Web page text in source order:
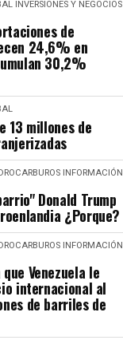
INVERSIONES Y NEGOCIOS
de
24,6% en
30,2%
13 millones de
INFORMACIÓN
Donald Trump
¿Porque?
INFORMACIÓN
Venezuela le
internacional al
de barriles de